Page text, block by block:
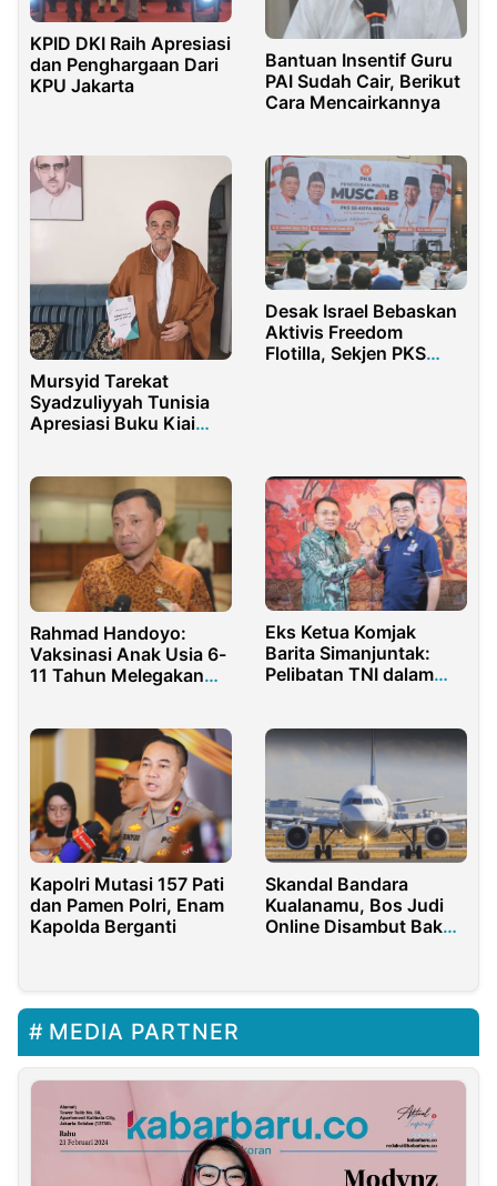
KPID DKI Raih Apresiasi
dan Penghargaan Dari
KPU Jakarta
Bantuan Insentif Guru
PAI Sudah Cair, Berikut
Cara Mencairkannya
Mursyid Tarekat
Syadzuliyyah Tunisia
Apresiasi Buku Kiai
Desak Israel Bebaskan
Aktivis Freedom
Flotilla, Sekjen PKS
Rahmad Handoyo:
Vaksinasi Anak Usia 6-
11 Tahun Melegakan
Eks Ketua Komjak
Barita Simanjuntak:
Pelibatan TNI dalam
Konstitusional
Kapolri Mutasi 157 Pati
dan Pamen Polri, Enam
Kapolda Berganti
Skandal Bandara
Kualanamu, Bos Judi
Online Disambut Bak
MEDIA PARTNER